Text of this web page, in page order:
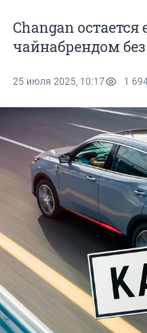
Changan
чайнабрендом
25 июля 2025, 10:17 1